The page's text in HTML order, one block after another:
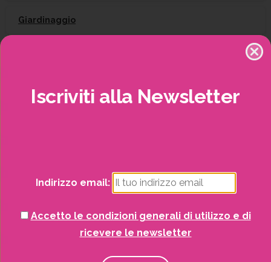
Giardinaggio
Piscine e idro
Recinzioni
Iscriviti alla Newsletter
Indirizzo email:
Accetto le condizioni generali di utilizzo e di
ricevere le newsletter